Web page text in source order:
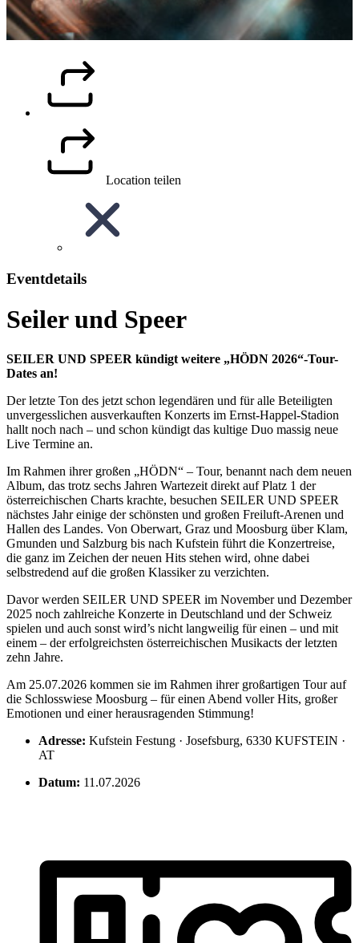
Location teilen
Eventdetails
Seiler und Speer
SEILER UND SPEER kündigt weitere „HÖDN 2026“-Tour-
Dates an!
Der letzte Ton des jetzt schon legendären und für alle Beteiligten
unvergesslichen ausverkauften Konzerts im Ernst-Happel-Stadion
hallt noch nach – und schon kündigt das kultige Duo massig neue
Live Termine an.
Im Rahmen ihrer großen „HÖDN“ – Tour, benannt nach dem neuen
Album, das trotz sechs Jahren Wartezeit direkt auf Platz 1 der
österreichischen Charts krachte, besuchen SEILER UND SPEER
nächstes Jahr einige der schönsten und großen Freiluft-Arenen und
Hallen des Landes. Von Oberwart, Graz und Moosburg über Klam,
Gmunden und Salzburg bis nach Kufstein führt die Konzertreise,
die ganz im Zeichen der neuen Hits stehen wird, ohne dabei
selbstredend auf die großen Klassiker zu verzichten.
Davor werden SEILER UND SPEER im November und Dezember
2025 noch zahlreiche Konzerte in Deutschland und der Schweiz
spielen und auch sonst wird’s nicht langweilig für einen – und mit
einem – der erfolgreichsten österreichischen Musikacts der letzten
zehn Jahre.
Am 25.07.2026 kommen sie im Rahmen ihrer großartigen Tour auf
die Schlosswiese Moosburg – für einen Abend voller Hits, großer
Emotionen und einer herausragenden Stimmung!
Adresse: Kufstein Festung · Josefsburg, 6330 KUFSTEIN ·
AT
Datum: 11.07.2026